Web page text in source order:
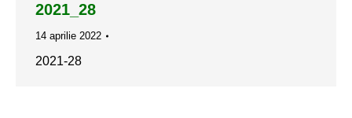
2021_28
14 aprilie 2022
2021-28